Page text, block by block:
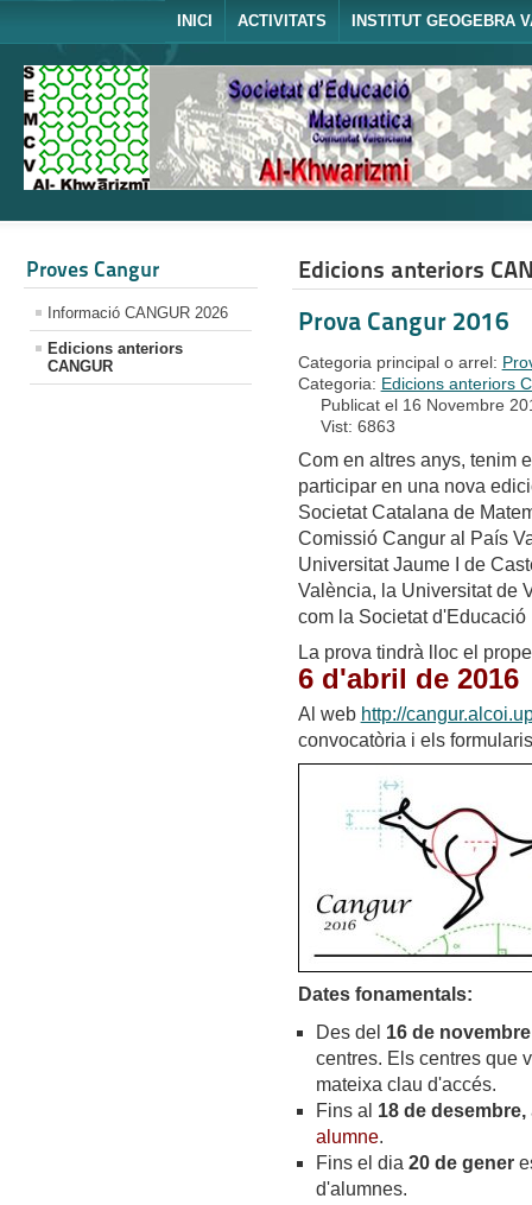
INICI ACTIVITATS INSTITUT GEOGEBRA
Proves Cangur
Informació CANGUR 2026
Edicions anteriors
CANGUR
Edicions anteriors
Prova Cangur 2016
Categoria principal o arrel:
Categoria: Edicions anteriors
Publicat el 16 Novembre
Vist: 6863
Com en altres anys, tenim
participar en una nova
Societat Catalana de
Comissió Cangur al País
Universitat Jaume I de
València, la Universitat de
com la Societat
La prova tindrà lloc el
6 d'abril de 2016
Al web http://
convocatòria i els
Dates fonamentals:
Des del 16 de
centres. Els centres que
mateixa clau d'accés.
Fins al 18 de desembre,
alumne.
Fins el dia 20 de gener
d'alumnes.